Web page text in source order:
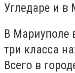
Угледаре и в
В Мариуполе
три класса
Всего в